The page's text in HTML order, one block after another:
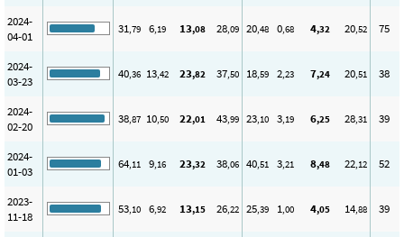
2024-
04-01
31,79 6,19 13,08 28,09 20,48 0,68 4,32 20,52 75
2024-
03-23
40,36 13,42 23,82 37,50 18,59 2,23 7,24 20,51 38
2024-
02-20
38,87 10,50 22,01 43,99 23,10 3,19 6,25 28,31 39
2024-
01-03
64,11 9,16 23,32 38,06 40,51 3,21 8,48 22,12 52
2023-
11-18
53,10 6,92 13,15 26,22 25,39 1,00 4,05 14,88 39